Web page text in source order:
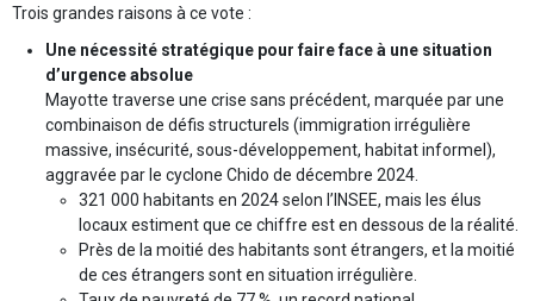
Trois grandes raisons à ce vote :
Une nécessité stratégique pour faire face à une situation
d’urgence absolue
Mayotte traverse une crise sans précédent, marquée par une
combinaison de défis structurels (immigration irrégulière
massive, insécurité, sous-développement, habitat informel),
aggravée par le cyclone Chido de décembre 2024.
321 000 habitants en 2024 selon l’INSEE, mais les élus
locaux estiment que ce chiffre est en dessous de la réalité.
Près de la moitié des habitants sont étrangers, et la moitié
de ces étrangers sont en situation irrégulière.